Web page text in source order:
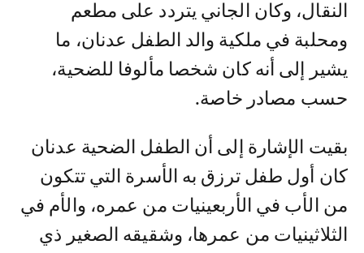
النقال، وكان الجاني يتردد على مطعم
ومحلبة في ملكية والد الطفل عدنان، ما
يشير إلى أنه كان شخصا مألوفا للضحية،
حسب مصادر خاصة.
بقيت الإشارة إلى أن الطفل الضحية عدنان
كان أول طفل ترزق به الأسرة التي تتكون
من الأب في الأربعينيات من عمره، والأم في
الثلاثينيات من عمرها، وشقيقه الصغير ذي